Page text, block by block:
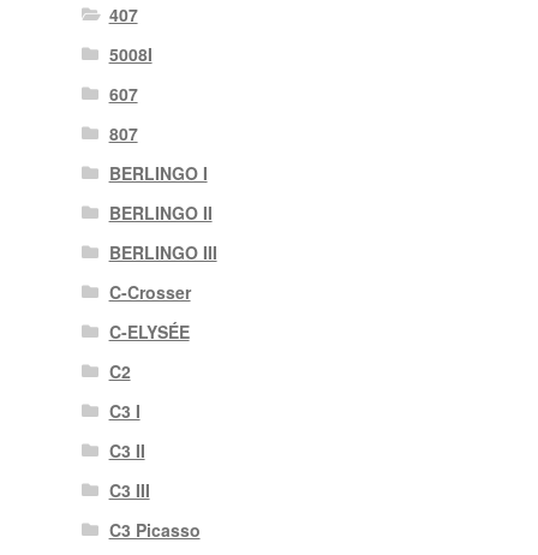
407
5008I
607
807
BERLINGO I
BERLINGO II
BERLINGO III
C-Crosser
C-ELYSÉE
C2
C3 I
C3 II
C3 III
C3 Picasso